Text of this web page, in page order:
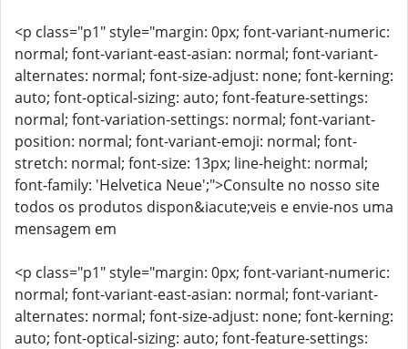
<p class="p1" style="margin: 0px; font-variant-numeric:
normal; font-variant-east-asian: normal; font-variant-
alternates: normal; font-size-adjust: none; font-kerning:
auto; font-optical-sizing: auto; font-feature-settings:
normal; font-variation-settings: normal; font-variant-
position: normal; font-variant-emoji: normal; font-
stretch: normal; font-size: 13px; line-height: normal;
font-family: 'Helvetica Neue';">Consulte no nosso site
todos os produtos dispon&iacute;veis e envie-nos uma
mensagem em
<p class="p1" style="margin: 0px; font-variant-numeric:
normal; font-variant-east-asian: normal; font-variant-
alternates: normal; font-size-adjust: none; font-kerning:
auto; font-optical-sizing: auto; font-feature-settings: